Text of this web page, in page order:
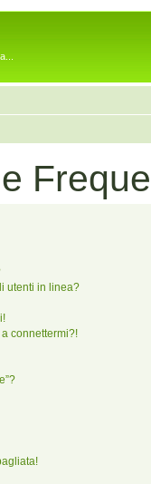
utenti in linea?
connettermi?!